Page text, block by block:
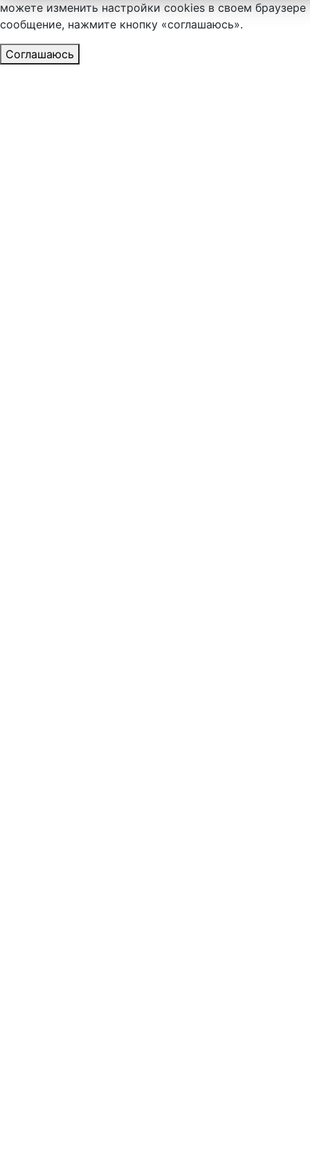
можете изменить настройки cookies в своем
сообщение, нажмите кнопку «соглашаюсь».
Соглашаюсь